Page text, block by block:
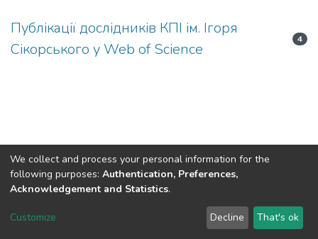
Публікації дослідників КПІ ім. Ігоря
Сікорського у Web of Science
4
DSpace software copyright © 2002-2026 LYRASIS
Send Feedback
We collect and process your personal information for the
following purposes: Authentication, Preferences,
Acknowledgement and Statistics.
Customize Decline That's ok